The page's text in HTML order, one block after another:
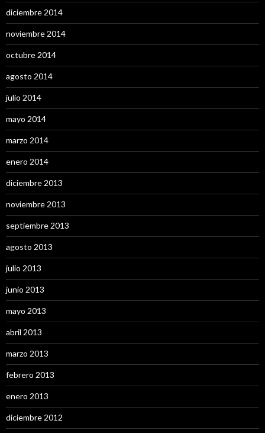
diciembre 2014
noviembre 2014
octubre 2014
agosto 2014
julio 2014
mayo 2014
marzo 2014
enero 2014
diciembre 2013
noviembre 2013
septiembre 2013
agosto 2013
julio 2013
junio 2013
mayo 2013
abril 2013
marzo 2013
febrero 2013
enero 2013
diciembre 2012